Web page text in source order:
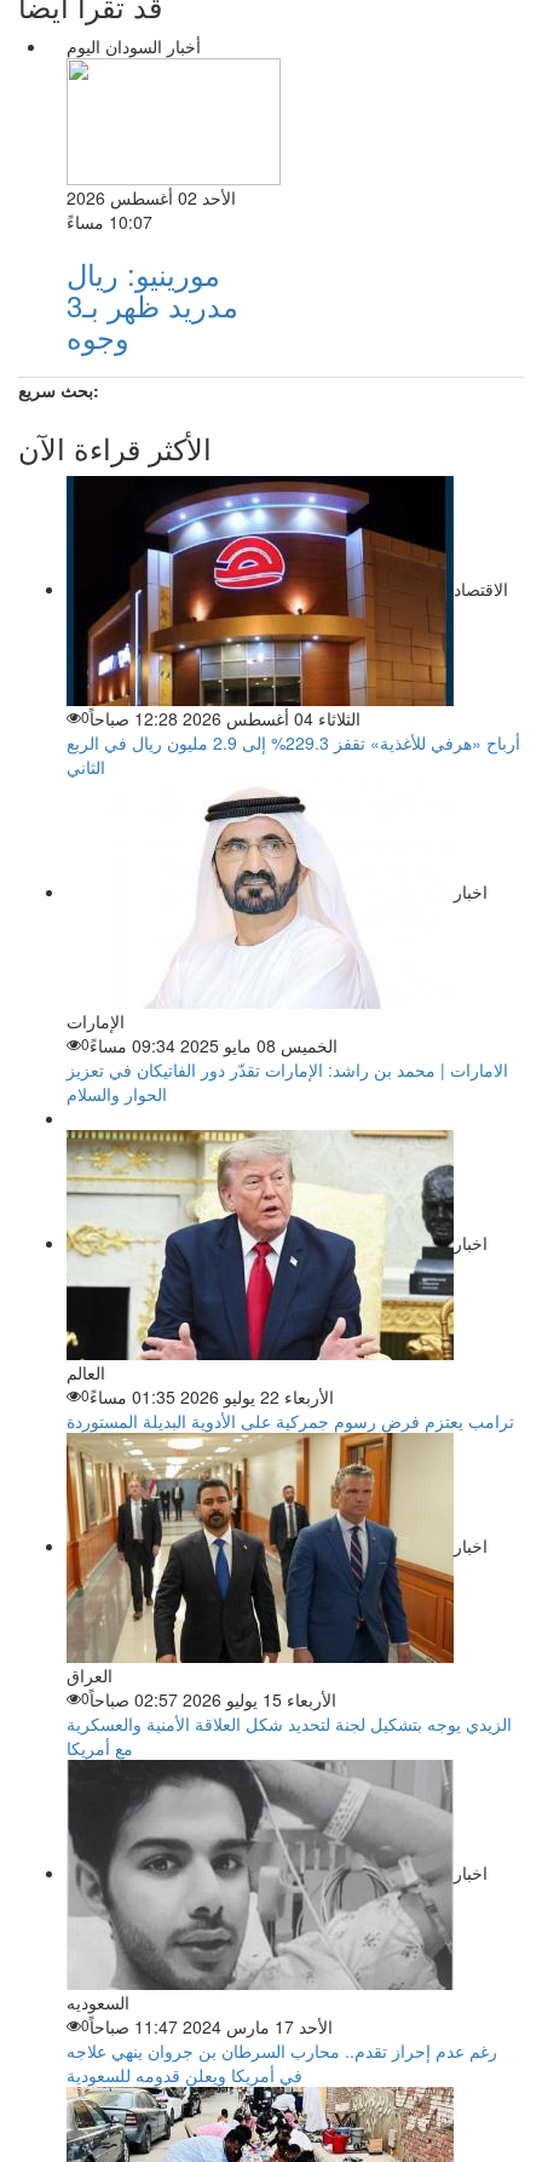
أخبار السودان اليوم
الأحد 02 أغسطس 2026
10:07 مساءً
مورينيو: ريال
مدريد ظهر بـ3
وجوه
بحث سريع:
الأكثر قراءة الآن
الاقتصاد
الثلاثاء 04 أغسطس 2026 12:28 صباحاً 0
أرباح «هرفي للأغذية» تقفز 229.3% إلى 2.9 مليون ريال في الربع
الثاني
اخبار
الإمارات
الخميس 08 مايو 2025 09:34 مساءً
0
الامارات | محمد بن راشد: الإمارات تقدّر دور الفاتيكان في تعزيز
الحوار والسلام
اخبار
العالم
الأربعاء 22 يوليو 2026 01:35 مساءً
0
ترامب يعتزم فرض رسوم جمركية على الأدوية البديلة المستوردة
اخبار
العراق
الأربعاء 15 يوليو 2026 02:57 صباحاً
0
الزيدي يوجه بتشكيل لجنة لتحديد شكل العلاقة الأمنية والعسكرية
مع أمريكا
اخبار
السعوديه
الأحد 17 مارس 2024 11:47 صباحاً
0
رغم عدم إحراز تقدم.. محارب السرطان بن جروان ينهي علاجه
في أمريكا ويعلن قدومه للسعودية